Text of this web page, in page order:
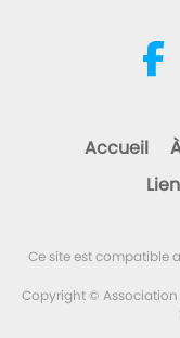
Accueil
Ce site est compatible
Copyright ©